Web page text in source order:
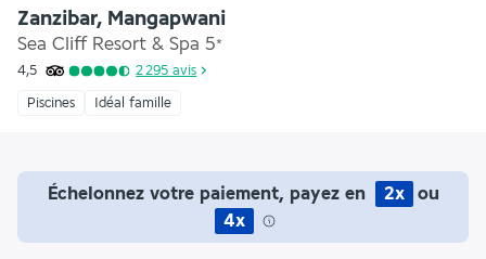
Zanzibar, Mangapwani
Sea Cliff Resort & Spa 5*
4,5 2 295 avis
Piscines Idéal famille
Échelonnez votre paiement, payez en 2x
ou
4x